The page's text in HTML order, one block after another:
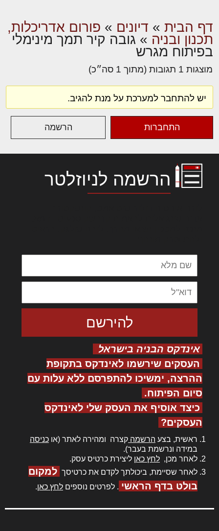
דף הבית » דיונים » פורום אדריכלות,
תכנון ובניה » גובה קיר תמך מינימלי
בפיתוח מגרש
מוצגות 1 תגובות (מתוך 1 סה״כ)
יש להתחבר למערכת על מנת להגיב.
התחברות הרשמה
הרשמה לניוזלטר
אינדקס הבניה בישראל
העסקים שירשמו לאינדקס בתקופת
ההרצה, ימשיכו להתפרסם ללא עלות עם
סיום הפיתוח.
כיצד אוסיף את העסק שלי לאינדקס
העסקים?
ראשית, בצע הרשמה קצרה ומהירה לאתר (או כניסה
במידה ונרשמת בעבר).
לאחר מכן, לחץ כאן ליצירת כרטיס עסק.
לאחר שסיימת, ביכולתך לקדם את כרטיסך למקום
בולט בדף הראשי . לפרטים נוספים לחץ כאן.